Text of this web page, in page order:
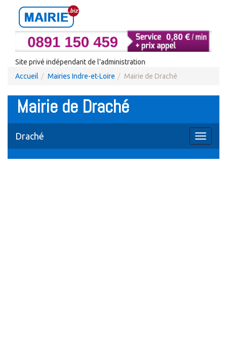
Site privé indépendant de l'administration
Accueil
Mairies Indre-et-Loire Mairie de Draché
Mairie de Draché
Toggle
Draché